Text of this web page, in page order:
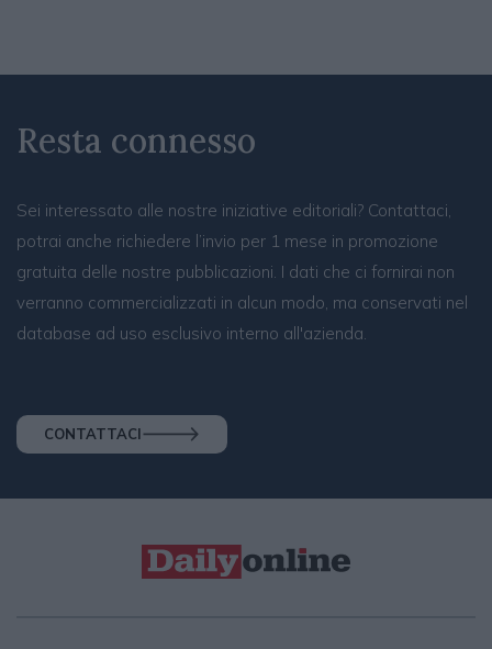
Resta connesso
Sei interessato alle nostre iniziative editoriali? Contattaci,
potrai anche richiedere l’invio per 1 mese in promozione
gratuita delle nostre pubblicazioni. I dati che ci fornirai non
verranno commercializzati in alcun modo, ma conservati nel
database ad uso esclusivo interno all'azienda.
CONTATTACI